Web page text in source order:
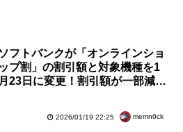
ソフトバンクが「オンラインショ
ップ割」の割引額と対象機種を1
月23日に変更！割引額が一部減額
2026/01/19 22:25 memn0ck